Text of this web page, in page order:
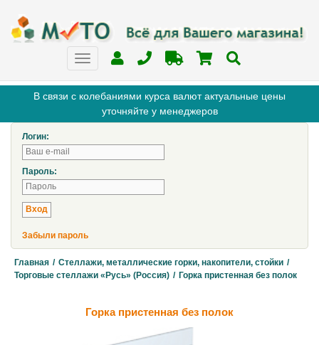
В связи с колебаниями курса валют актуальные цены
уточняйте у менеджеров
Логин:
Пароль:
Забыли пароль
Главная / Стеллажи, металлические горки, накопители, стойки /
Торговые стеллажи «Русь» (Россия) / Горка пристенная без полок
Горка пристенная без полок